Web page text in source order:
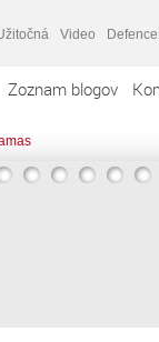
Video
Zoznam blogov